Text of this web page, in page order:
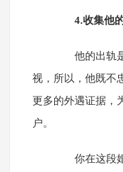
4.收集他的
他的出轨是
视，所以，他既不
更多的外遇证据，
户。
你在这段婚